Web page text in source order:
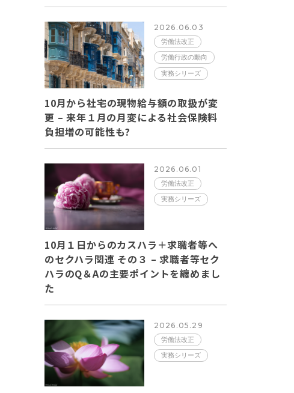
2026.06.03
労働法改正
労働行政の動向
実務シリーズ
10月から社宅の現物給与額の取扱が変
更 – 来年１月の月変による社会保険料
負担増の可能性も?
2026.06.01
労働法改正
実務シリーズ
10月１日からのカスハラ＋求職者等へ
のセクハラ関連 その３ – 求職者等セク
ハラのQ＆Aの主要ポイントを纏めまし
た
2026.05.29
労働法改正
実務シリーズ